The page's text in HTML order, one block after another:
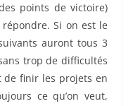
points de victoire)
Si on est le
auront tous 3
trop de difficultés
finir les projets en
ce qu’on veut,